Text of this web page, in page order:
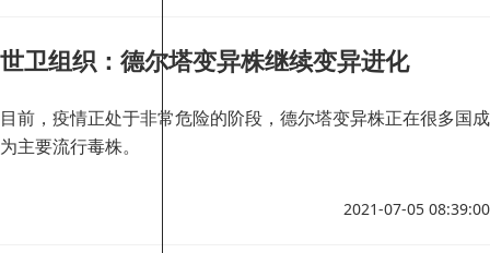
世卫组织：德尔塔变异株继续变异进化
目前，疫情正处于非常危险的阶段，德尔塔变异株正在很多国成
为主要流行毒株。
2021-07-05 08:39:00